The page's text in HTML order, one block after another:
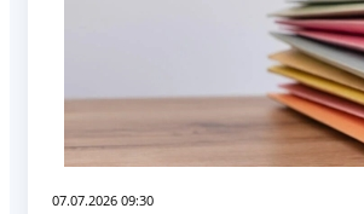
07.07.2026 09:30